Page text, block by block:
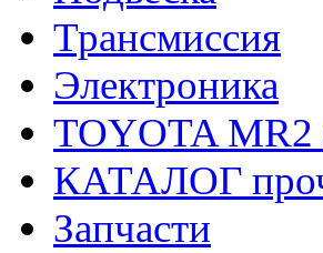
Трансмиссия
Электроника
TOYOTA MR2
КАТАЛОГ
Запчасти